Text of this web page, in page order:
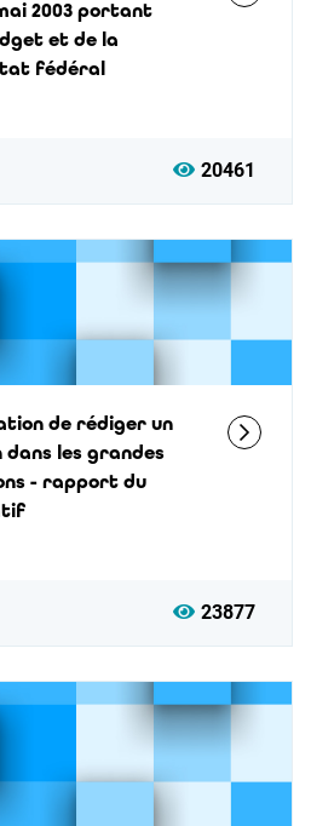
2003 portant
et de la
fédéral
20461
de rédiger un
les grandes
- rapport du
23877